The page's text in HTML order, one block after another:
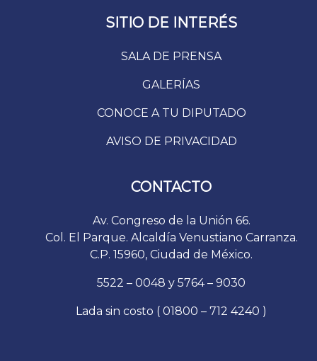
SITIO DE INTERÉS
SALA DE PRENSA
GALERÍAS
CONOCE A TU DIPUTADO
AVISO DE PRIVACIDAD
CONTACTO
Av. Congreso de la Unión 66.
Col. El Parque. Alcaldía Venustiano Carranza.
C.P. 15960, Ciudad de México.
5522 – 0048 y 5764 – 9030
Lada sin costo ( 01800 – 712 4240 )